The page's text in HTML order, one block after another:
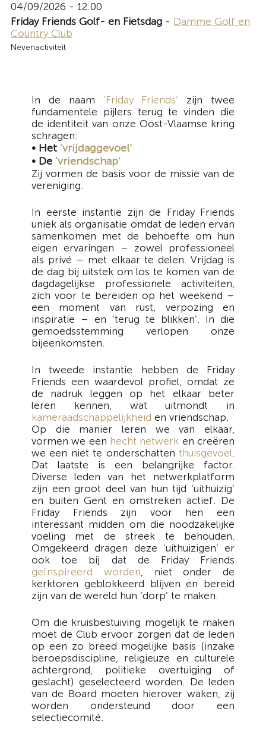
04/09/2026 - 12:00
Friday Friends Golf- en Fietsdag - Damme Golf en
Country Club
Nevenactiviteit
In de naam ‘Friday Friends’ zijn twee
fundamentele pijlers terug te vinden die
de identiteit van onze Oost-Vlaamse kring
schragen:
• Het ‘vrijdaggevoel’
• De ‘vriendschap’
Zij vormen de basis voor de missie van de
vereniging.
In eerste instantie zijn de Friday Friends
uniek als organisatie omdat de leden ervan
samenkomen met de behoefte om hun
eigen ervaringen – zowel professioneel
als privé – met elkaar te delen. Vrijdag is
de dag bij uitstek om los te komen van de
dagdagelijkse professionele activiteiten,
zich voor te bereiden op het weekend –
een moment van rust, verpozing en
inspiratie – en ‘terug te blikken’. In die
gemoedsstemming verlopen onze
bijeenkomsten.
In tweede instantie hebben de Friday
Friends een waardevol profiel, omdat ze
de nadruk leggen op het elkaar beter
leren kennen, wat uitmondt in
kameraadschappelijkheid en vriendschap.
Op die manier leren we van elkaar,
vormen we een hecht netwerk en creëren
we een niet te onderschatten thuisgevoel
Dat laatste is een belangrijke factor.
Diverse leden van het netwerkplatform
zijn een groot deel van hun tijd ‘uithuizig’
en buiten Gent en omstreken actief. De
Friday Friends zijn voor hen een
interessant midden om die noodzakelijke
voeling met de streek te behouden.
Omgekeerd dragen deze ‘uithuizigen’ er
ook toe bij dat de Friday Friends
geïnspireerd worden , niet onder de
kerktoren geblokkeerd blijven en bereid
zijn van de wereld hun ‘dorp’ te maken.
Om die kruisbestuiving mogelijk te maken
moet de Club ervoor zorgen dat de leden
op een zo breed mogelijke basis (inzake
beroepsdiscipline, religieuze en culturele
achtergrond, politieke overtuiging of
geslacht) geselecteerd worden. De leden
van de Board moeten hierover waken, zij
worden ondersteund door een
selectiecomité.